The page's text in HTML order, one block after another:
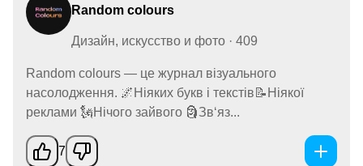
Random colours
Дизайн, искусство и фото · 409
Random colours — це журнал візуального
насолодження. 🌌Ніяких букв і текстів📝Ніякої
реклами 🗽Нічого зайвого 🗿Зв‘яз...
7